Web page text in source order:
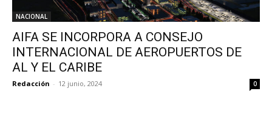
NACIONAL
AIFA SE INCORPORA A CONSEJO
INTERNACIONAL DE AEROPUERTOS DE
AL Y EL CARIBE
Redacción - 12 junio, 2024 0